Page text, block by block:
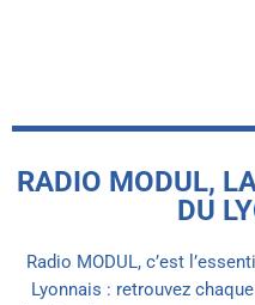
RADIO MODUL,
DU
Radio MODUL, c’est
Lyonnais : retrouvez